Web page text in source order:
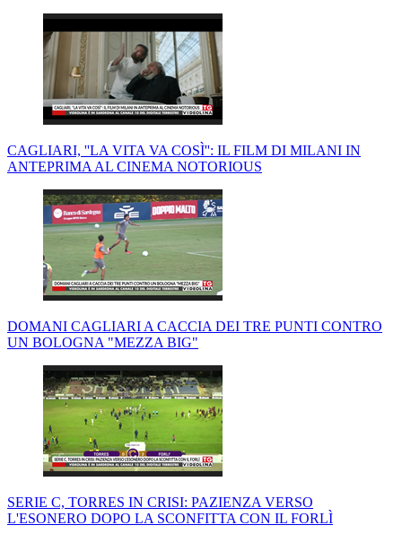
CAGLIARI, ''LA VITA VA COSÌ'': IL FILM DI MILANI IN
ANTEPRIMA AL CINEMA NOTORIOUS
DOMANI CAGLIARI A CACCIA DEI TRE PUNTI CONTRO
UN BOLOGNA "MEZZA BIG"
SERIE C, TORRES IN CRISI: PAZIENZA VERSO
L'ESONERO DOPO LA SCONFITTA CON IL FORLÌ